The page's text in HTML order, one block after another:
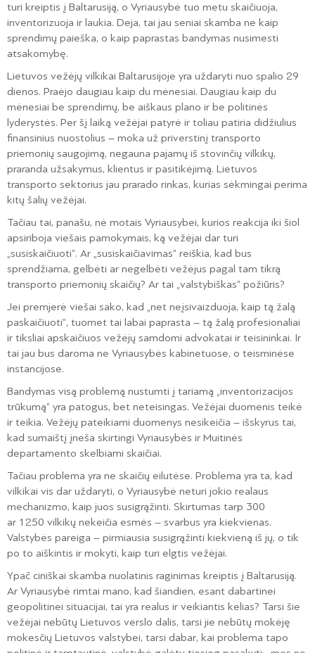
turi kreiptis į Baltarusiją, o Vyriausybė tuo metu skaičiuoja,
inventorizuoja ir laukia. Deja, tai jau seniai skamba ne kaip
sprendimų paieška, o kaip paprastas bandymas nusimesti
atsakomybę.
Lietuvos vežėjų vilkikai Baltarusijoje yra uždaryti nuo spalio 29
dienos. Praėjo daugiau kaip du mėnesiai. Daugiau kaip du
mėnesiai be sprendimų, be aiškaus plano ir be politinės
lyderystės. Per šį laiką vežėjai patyrė ir toliau patiria didžiulius
finansinius nuostolius – moka už priverstinį transporto
priemonių saugojimą, negauna pajamų iš stovinčių vilkikų,
praranda užsakymus, klientus ir pasitikėjimą. Lietuvos
transporto sektorius jau prarado rinkas, kurias sėkmingai perima
kitų šalių vežėjai.
Tačiau tai, panašu, nė motais Vyriausybei, kurios reakcija iki šiol
apsiriboja viešais pamokymais, ką vežėjai dar turi
„susiskaičiuoti“. Ar „susiskaičiavimas“ reiškia, kad bus
sprendžiama, gelbėti ar negelbėti vežėjus pagal tam tikrą
transporto priemonių skaičių? Ar tai „valstybiškas“ požiūris?
Jei premjerė viešai sako, kad „net neįsivaizduoja, kaip tą žalą
paskaičiuoti“, tuomet tai labai paprasta – tą žalą profesionaliai
ir tiksliai apskaičiuos vežėjų samdomi advokatai ir teisininkai. Ir
tai jau bus daroma ne Vyriausybės kabinetuose, o teisminėse
instancijose.
Bandymas visą problemą nustumti į tariamą „inventorizacijos
trūkumą“ yra patogus, bet neteisingas. Vežėjai duomenis teikė
ir teikia. Vežėjų pateikiami duomenys nesikeičia – išskyrus tai,
kad sumaištį įneša skirtingi Vyriausybės ir Muitinės
departamento skelbiami skaičiai.
Tačiau problema yra ne skaičių eilutėse. Problema yra ta, kad
vilkikai vis dar uždaryti, o Vyriausybė neturi jokio realaus
mechanizmo, kaip juos susigrąžinti. Skirtumas tarp 300
ar 1250 vilkikų nekeičia esmės – svarbus yra kiekvienas.
Valstybės pareiga – pirmiausia susigrąžinti kiekvieną iš jų, o tik
po to aiškintis ir mokyti, kaip turi elgtis vežėjai.
Ypač ciniškai skamba nuolatinis raginimas kreiptis į Baltarusiją.
Ar Vyriausybė rimtai mano, kad šiandien, esant dabartinei
geopolitinei situacijai, tai yra realus ir veikiantis kelias? Tarsi šie
vežėjai nebūtų Lietuvos verslo dalis, tarsi jie nebūtų mokėję
mokesčių Lietuvos valstybei, tarsi dabar, kai problema tapo